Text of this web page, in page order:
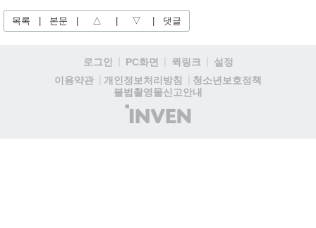
목록 본문 △ ▽ 댓글
로그인 PC화면 퀵링크
설정
이용약관
개인정보처리방침
청소년보호정책
불법촬영물신고안내
(주)
인